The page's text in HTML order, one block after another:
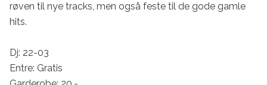
røven til nye tracks, men også feste til de gode gamle
hits.
Dj: 22-03
Entre: Gratis